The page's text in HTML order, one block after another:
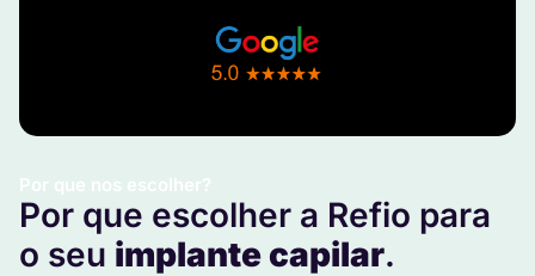
Por que nos escolher?
Por que escolher a Refio para
o seu implante capilar.